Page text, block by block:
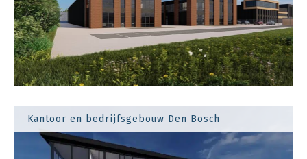
Kantoor en bedrijfsgebouw Den Bosch